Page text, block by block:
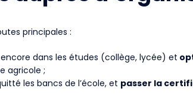
principales :
dans les études (collège, lycée) et
agricole ;
les bancs de l’école, et passer la